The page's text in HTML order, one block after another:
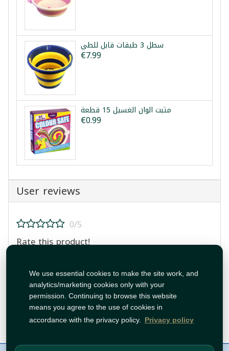
We use essential cookies to make the site work, and
analytics/marketing cookies only with your
permission. Continuing to browse this website
means you agree to the use of cookies in
accordance with the privacy policy. Privacy policy
سطل 3 طبقات قابل للطي
€7.99
مثبت الوان الغسيل 15 قطعة
€0.99
User reviews
0/5
Rate this product!
Post Review